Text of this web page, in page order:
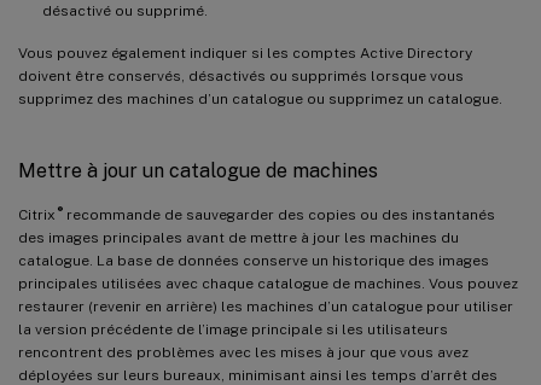
désactivé ou supprimé.
Vous pouvez également indiquer si les comptes Active Directory
doivent être conservés, désactivés ou supprimés lorsque vous
supprimez des machines d’un catalogue ou supprimez un catalogue.
Mettre à jour un catalogue de machines
Citrix ®recommande de sauvegarder des copies ou des instantanés
des images principales avant de mettre à jour les machines du
catalogue. La base de données conserve un historique des images
principales utilisées avec chaque catalogue de machines. Vous pouvez
restaurer (revenir en arrière) les machines d’un catalogue pour utiliser
la version précédente de l’image principale si les utilisateurs
rencontrent des problèmes avec les mises à jour que vous avez
déployées sur leurs bureaux, minimisant ainsi les temps d’arrêt des